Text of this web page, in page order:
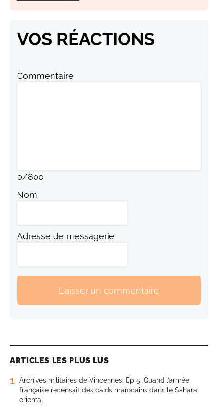
VOS RÉACTIONS
Commentaire
0/800
Nom
Adresse de messagerie
Laisser un commentaire
ARTICLES LES PLUS LUS
1
Archives militaires de Vincennes. Ep 5. Quand l’armée
française recensait des caïds marocains dans le Sahara
oriental